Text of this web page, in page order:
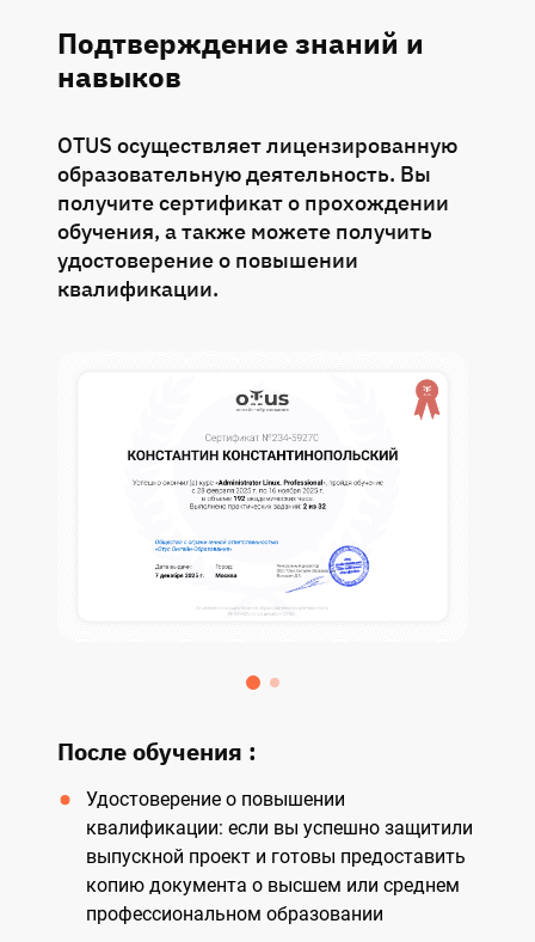
Подтверждение знаний и
навыков
OTUS осуществляет лицензированную
образовательную деятельность. Вы
получите сертификат о прохождении
обучения, а также можете получить
удостоверение о повышении
квалификации.
После обучения :
Удостоверение о повышении
квалификации: если вы успешно защитили
выпускной проект и готовы предоставить
копию документа о высшем или среднем
профессиональном образовании